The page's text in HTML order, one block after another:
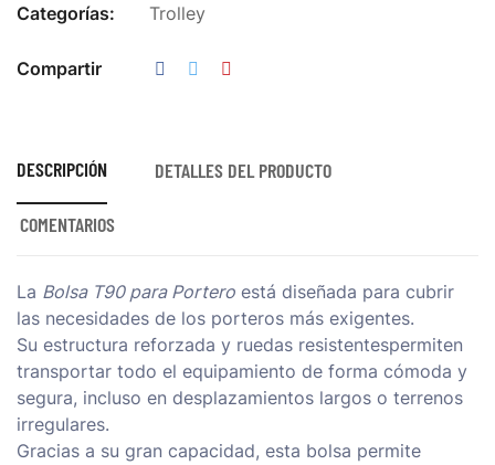
Categorías:
Trolley
Compartir
DESCRIPCIÓN DETALLES DEL PRODUCTO
COMENTARIOS
La Bolsa T90 para Portero está diseñada para cubrir
las necesidades de los porteros más exigentes.
Su estructura reforzada y ruedas resistentespermiten
transportar todo el equipamiento de forma cómoda y
segura, incluso en desplazamientos largos o terrenos
irregulares.
Gracias a su gran capacidad, esta bolsa permite